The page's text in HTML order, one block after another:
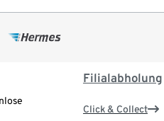
Filialabholung
Click & Collect